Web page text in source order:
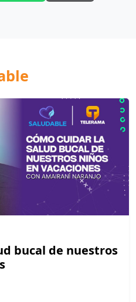
bucal de nuestros